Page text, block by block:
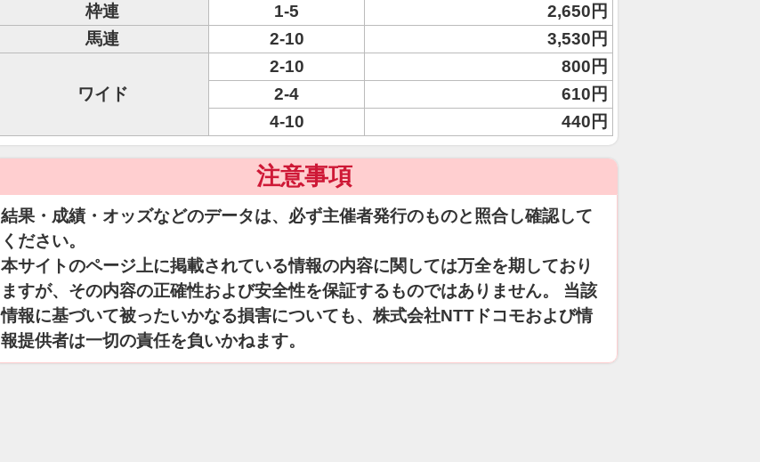
枠連
1-5
2,650円
馬連
2-10 3,530円
ワイド
2-10
800円
2-4
610円
4-10
440円
注意事項
結果・成績・オッズなどのデータは、必ず主催者発行のものと照合し確認して
ください。
本サイトのページ上に掲載されている情報の内容に関しては万全を期しており
ますが、その内容の正確性および安全性を保証するものではありません。 当該
情報に基づいて被ったいかなる損害についても、株式会社NTTドコモおよび情
報提供者は一切の責任を負いかねます。